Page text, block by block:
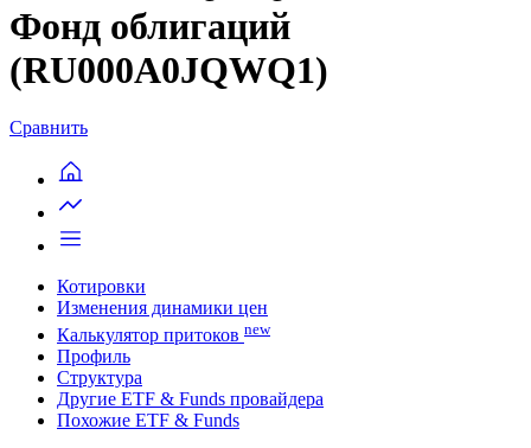
Фонд облигаций
(RU000A0JQWQ1)
Сравнить
Котировки
Изменения динамики цен
Калькулятор притоков new
Профиль
Структура
Другие ETF & Funds провайдера
Похожие ETF & Funds